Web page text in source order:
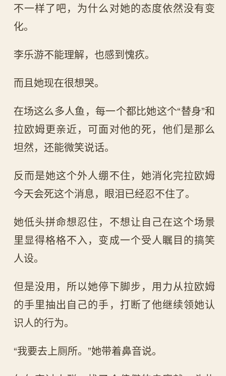
不一样了吧，为什么对她的态度依然没有变
化。
李乐游不能理解，也感到愧疚。
而且她现在很想哭。
在场这么多人鱼，每一个都比她这个“替身”和
拉欧姆更亲近，可面对他的死，他们是那么
坦然，还能微笑说话。
反而是她这个外人绷不住，她消化完拉欧姆
今天会死这个消息，眼泪已经忍不住了。
她低头拼命想忍住，不想让自己在这个场景
里显得格格不入，变成一个受人瞩目的搞笑
人设。
但是没用，所以她停下脚步，用力从拉欧姆
的手里抽出自己的手，打断了他继续领她认
识人的行为。
“我要去上厕所。”她带着鼻音说。